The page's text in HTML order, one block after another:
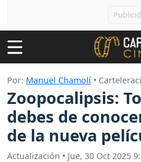
Por: Manuel Chamolí •
Zoopocalipsis:
debes de
de la nueva
Actualización • Jue, 30 Oct 2025